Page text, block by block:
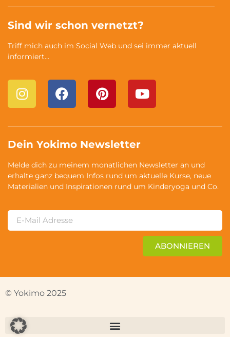
Sind wir schon vernetzt?
Triff mich auch im Social Web und sei immer aktuell
informiert…
Dein Yokimo Newsletter
Melde dich zu meinem monatlichen Newsletter an und
erhalte ganz bequem Infos rund um aktuelle Kurse, neue
Materialien und Inspirationen rund um Kinderyoga und Co.
ABONNIEREN
© Yokimo 2025